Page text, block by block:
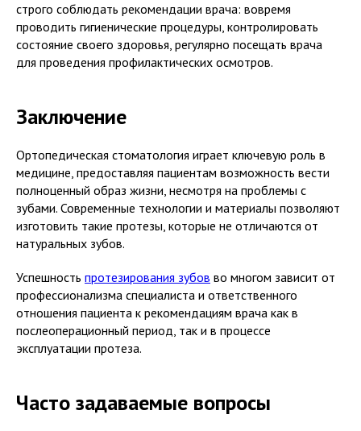
строго соблюдать рекомендации врача: вовремя
проводить гигиенические процедуры, контролировать
состояние своего здоровья, регулярно посещать врача
для проведения профилактических осмотров.
Заключение
Ортопедическая стоматология играет ключевую роль в
медицине, предоставляя пациентам возможность вести
полноценный образ жизни, несмотря на проблемы с
зубами. Современные технологии и материалы позволяют
изготовить такие протезы, которые не отличаются от
натуральных зубов.
Успешность протезирования зубов во многом зависит от
профессионализма специалиста и ответственного
отношения пациента к рекомендациям врача как в
послеоперационный период, так и в процессе
эксплуатации протеза.
Часто задаваемые вопросы